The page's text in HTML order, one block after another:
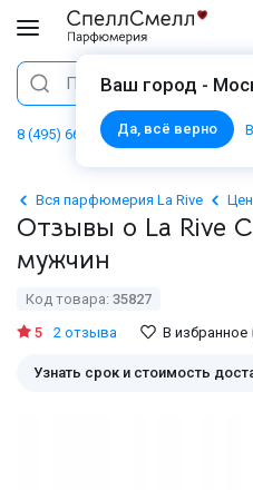
Ваш город -
Да, всё верно
Поиск
8 (495) 668 06 02
Вся парфюмерия La Rive
Отзывы о La Rive
мужчин
Код товара: 35827
5
2 отзыва В избранное
Узнать срок и стоимость